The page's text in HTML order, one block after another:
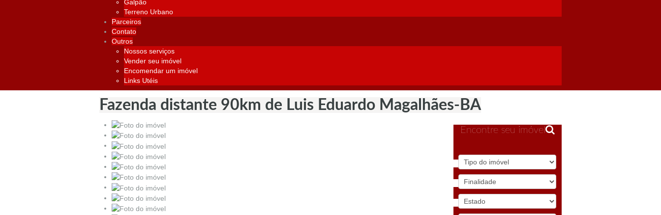
Galpão
Terreno Urbano
Parceiros
Contato
Outros
Nossos serviços
Vender seu imóvel
Encomendar um imóvel
Links Utéis
Fazenda distante 90km de Luis Eduardo Magalhães-BA
Encontre seu imóvel